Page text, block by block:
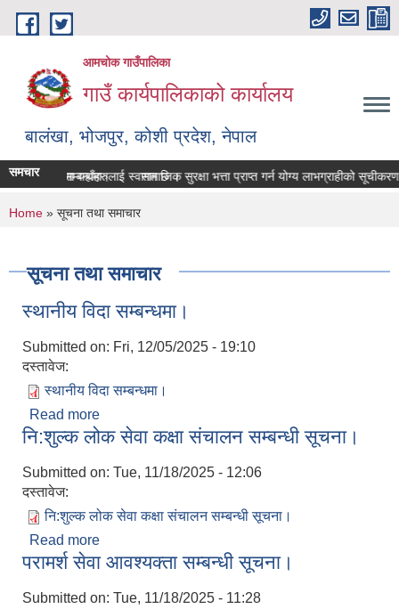
Skip to main content
आमचोक गाउँपालिका
गाउँ कार्यपालिकाको कार्यालय
बालंखा, भोजपुर, कोशी प्रदेश, नेपाल
मा यहाँहरुलाई स्वागत छ ।
समचारपेश गर्ने सम्बन्धमा। सामाजिक सुरक्षा भत्ता प्राप्‍त गर्न योग्य लाभग्राहीको
You are here
Home » सूचना तथा समाचार
सूचना तथा समाचार
स्थानीय विदा सम्बन्धमा।
Submitted on: Fri, 12/05/2025 - 19:10
दस्तावेज:
स्थानीय विदा सम्बन्धमा।
Read more
नि:शुल्क लोक सेवा कक्षा संचालन सम्बन्धी सूचना।
Submitted on: Tue, 11/18/2025 - 12:06
दस्तावेज:
नि:शुल्क लोक सेवा कक्षा संचालन सम्बन्धी सूचना।
Read more
परामर्श सेवा आवश्यक्ता सम्बन्धी सूचना।
Submitted on: Tue, 11/18/2025 - 11:28